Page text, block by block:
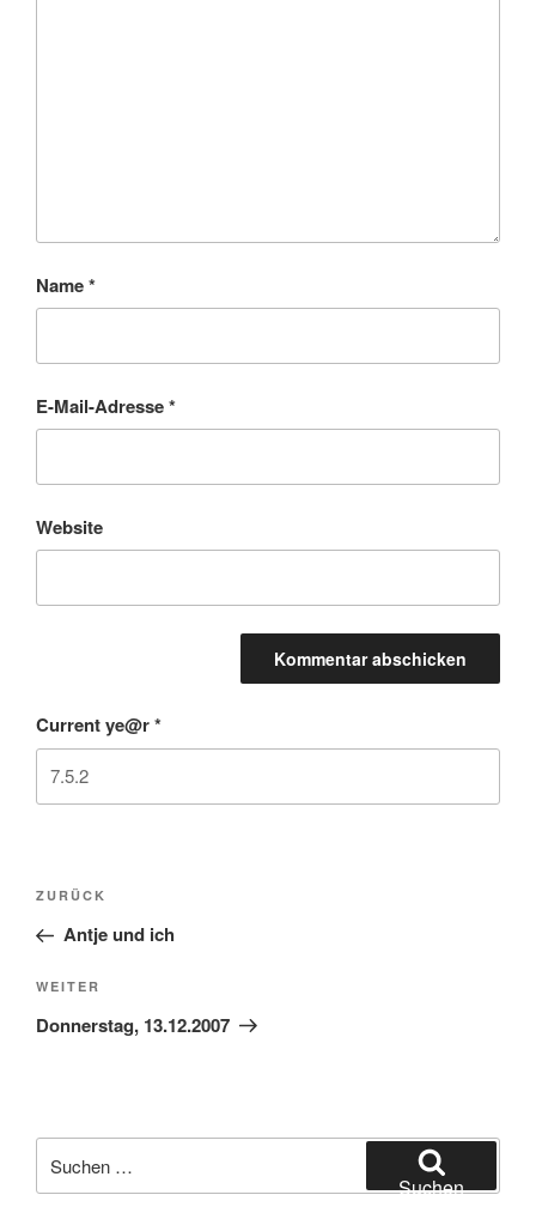
Name*
E-Mail-Adresse*
Website
Current ye@r*
Beitragsnavigation
Vorheriger
Beitrag
ZURÜCK
Antje und ich
Nächster
Beitrag
WEITER
Donnerstag, 13.12.2007
nach:
Suchen